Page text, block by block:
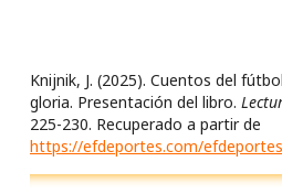
Knijnik, J. (2025). Cuentos del
gloria. Presentación del libro.
225-230. Recuperado a partir de
https://efdeportes.com/